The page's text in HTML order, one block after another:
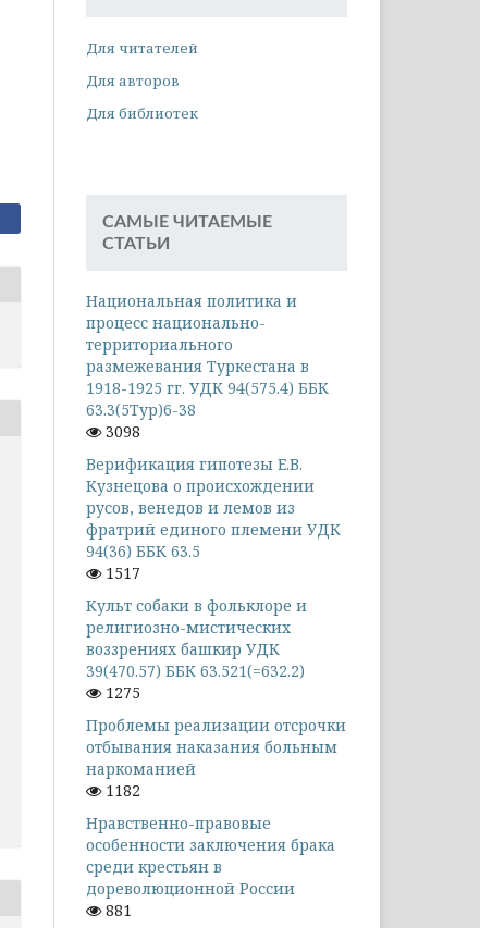
Для читателей
Для авторов
Для библиотек
САМЫЕ ЧИТАЕМЫЕ
СТАТЬИ
Национальная политика и
процесс национально-
территориального
размежевания Туркестана в
1918-1925 гг. УДК 94(575.4) ББК
63.3(5Тур)6-38
3098
Верификация гипотезы Е.В.
Кузнецова о происхождении
русов, венедов и лемов из
фратрий единого племени УДК
94(36) ББК 63.5
1517
Культ собаки в фольклоре и
религиозно-мистических
воззрениях башкир УДК
39(470.57) ББК 63.521(=632.2)
1275
Проблемы реализации отсрочки
отбывания наказания больным
наркоманией
1182
Нравственно-правовые
особенности заключения брака
среди крестьян в
дореволюционной России
881